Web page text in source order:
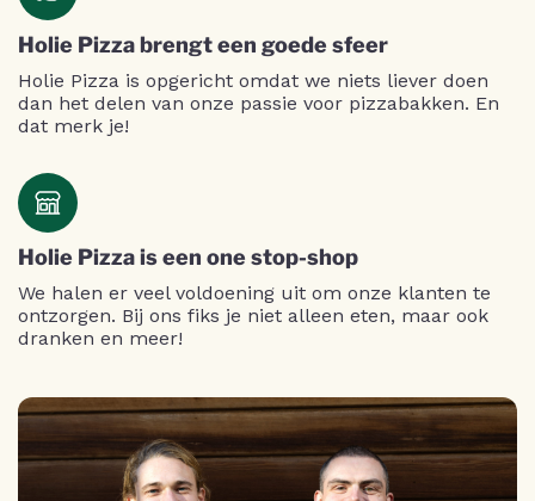
Holie Pizza brengt een goede sfeer
Holie Pizza is opgericht omdat we niets liever doen
dan het delen van onze passie voor pizzabakken. En
dat merk je!
Holie Pizza is een one stop-shop
We halen er veel voldoening uit om onze klanten te
ontzorgen. Bij ons fiks je niet alleen eten, maar ook
dranken en meer!